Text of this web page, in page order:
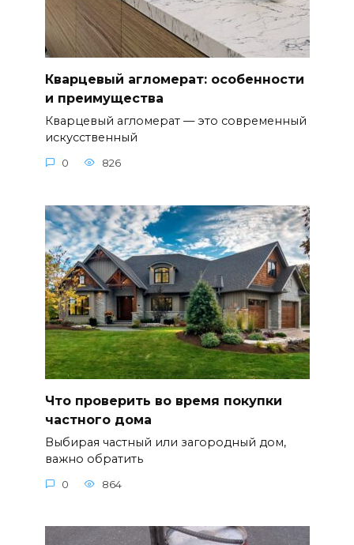
Кварцевый агломерат: особенности
и преимущества
Кварцевый агломерат — это современный
искусственный
0 826
Что проверить во время покупки
частного дома
Выбирая частный или загородный дом,
важно обратить
0 864